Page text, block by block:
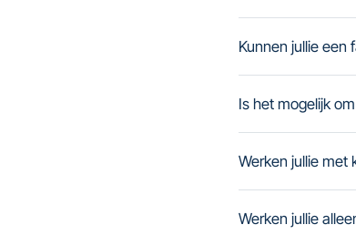
Kunnen jullie een
Is het mogelijk
Werken jullie met
Werken jullie